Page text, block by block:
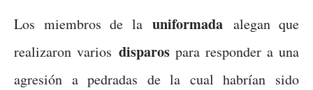
Los miembros de la uniformada alegan que
realizaron varios disparos para responder a una
agresión a pedradas de la cual habrían sido